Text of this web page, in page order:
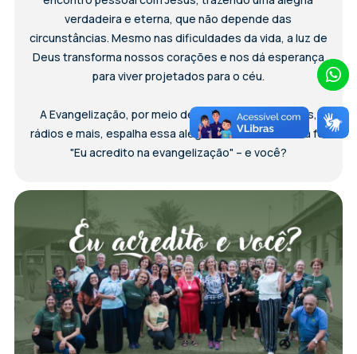
verdadeira e eterna, que não depende das
circunstâncias. Mesmo nas dificuldades da vida, a luz de
Deus transforma nossos corações e nos dá esperança
para viver projetados para o céu.
A Evangelização, por meio de retiros, atendimentos,
rádios e mais, espalha essa alegria e fortalece nossa fé.
"Eu acredito na evangelização" – e você?